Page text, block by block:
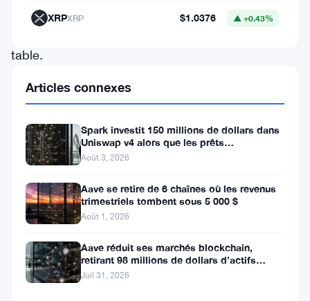
table.
environ
150
millions
dollars
stablecoins
XRPXRP $1.0376 ▲ +0.43%
Articles connexes
Spark investit 150 millions de dollars dans
Uniswap v4 alors que les prêts
institutionnels atteignent 260
Août 3, 2026
Aave se retire de 6 chaînes où les revenus
trimestriels tombent sous 5 000 $
Août 1, 2026
Aave réduit ses marchés blockchain,
retirant 98 millions de dollars d’actifs
fournis
Juil 31, 2026